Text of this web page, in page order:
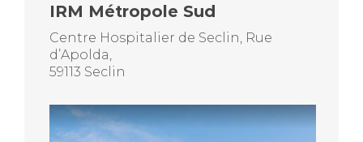
IRM Métropole Sud
Centre Hospitalier de Seclin, Rue
d’Apolda,
59113 Seclin